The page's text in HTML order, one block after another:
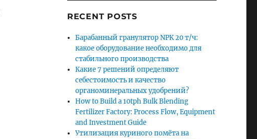
RECENT POSTS
Барабанный гранулятор NPK 20 т/ч:
какое оборудование необходимо для
стабильного производства
Какие 7 решений определяют
себестоимость и качество
органоминеральных удобрений?
How to Build a 10tph Bulk Blending
Fertilizer Factory: Process Flow, Equipment
and Investment Guide
Утилизация куриного помёта на